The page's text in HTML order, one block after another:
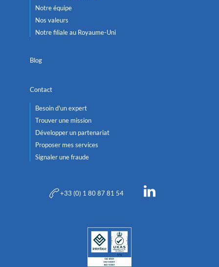
Notre équipe
Nos valeurs
Notre filiale au Royaume-Uni
Blog
Contact
Besoin d'un expert
Trouver une mission
Développer un partenariat
Proposer mes services
Signaler une fraude
+33 (0) 1 80 87 81 54